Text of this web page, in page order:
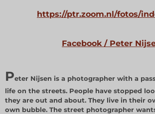
https://ptr.zoom.nl/fotos/
Facebook / Peter
Peter Nijsen is a photographer with a
life on the streets. People have stopped
they are out and about. They live in their
own bubble. The street photographer